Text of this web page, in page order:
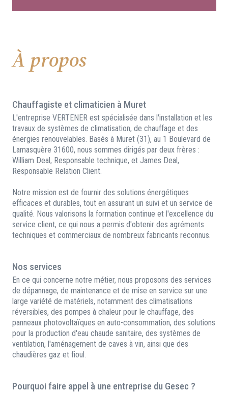
À propos
Chauffagiste et climaticien à Muret
L'entreprise VERTENER est spécialisée dans l'installation et les
travaux de systèmes de climatisation, de chauffage et des
énergies renouvelables. Basés à Muret (31), au 1 Boulevard de
Lamasquère 31600, nous sommes dirigés par deux frères :
William Deal, Responsable technique, et James Deal,
Responsable Relation Client.
Notre mission est de fournir des solutions énergétiques
efficaces et durables, tout en assurant un suivi et un service de
qualité. Nous valorisons la formation continue et l'excellence du
service client, ce qui nous a permis d'obtenir des agréments
techniques et commerciaux de nombreux fabricants reconnus.
Nos services
En ce qui concerne notre métier, nous proposons des services
de dépannage, de maintenance et de mise en service sur une
large variété de matériels, notamment des climatisations
réversibles, des pompes à chaleur pour le chauffage, des
panneaux photovoltaïques en auto-consommation, des solutions
pour la production d'eau chaude sanitaire, des systèmes de
ventilation, l'aménagement de caves à vin, ainsi que des
chaudières gaz et fioul.
Pourquoi faire appel à une entreprise du Gesec ?